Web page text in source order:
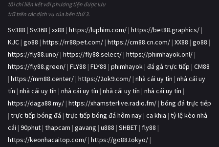
tôi chỉ liên kết với phương tiện được lưu
trữ trên các dịch vụ của bên thứ 3.
Sv388 | Sv368 | xx88 | https://luphim.com/ | https://bet88.graphics/ |
KJC | go88 | https://rr88pet.com/ | https://cm88.cn.com/ | XX88 | go88 |
https://fly88.uno/ | https://fly88.select/ | https://phimhayok.onl/ |
https://fly88.green/ | FLY88 | FLY88 | phimhayok | đá gà trực tiếp | CM88
| https://mm88.center/ | https://2ok9.com/ | nhà cái uy tín | nhà cái uy
tín | nhà cái uy tín | nhà cái uy tín | nhà cái uy tín | nhà cái uy tín |
https://daga88.my/ | https://xhamsterlive.radio.fm/ | bóng đá trực tiếp
| trực tiếp bóng đá | trực tiếp bóng đá hôm nay | ca khia | tỷ lệ kèo nhà
cái | 90phut | thapcam | gavang | u888 | SHBET | fly88 |
https://keonhacaitop.com/ | https://go88.tokyo/ |